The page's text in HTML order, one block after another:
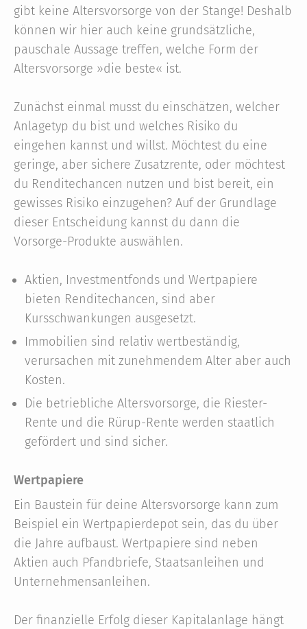
gibt keine Altersvorsorge von der Stange! Deshalb
können wir hier auch keine grundsätzliche,
pauschale Aussage treffen, welche Form der
Altersvorsorge »die beste« ist.
Zunächst einmal musst du einschätzen, welcher
Anlagetyp du bist und welches Risiko du
eingehen kannst und willst. Möchtest du eine
geringe, aber sichere Zusatzrente, oder möchtest
du Renditechancen nutzen und bist bereit, ein
gewisses Risiko einzugehen? Auf der Grundlage
dieser Entscheidung kannst du dann die
Vorsorge-Produkte auswählen.
Aktien, Investmentfonds und Wertpapiere
bieten Renditechancen, sind aber
Kursschwankungen ausgesetzt.
Immobilien sind relativ wertbeständig,
verursachen mit zunehmendem Alter aber auch
Kosten.
Die betriebliche Altersvorsorge, die Riester-
Rente und die Rürup-Rente werden staatlich
gefördert und sind sicher.
Wertpapiere
Ein Baustein für deine Altersvorsorge kann zum
Beispiel ein Wertpapierdepot sein, das du über
die Jahre aufbaust. Wertpapiere sind neben
Aktien auch Pfandbriefe, Staatsanleihen und
Unternehmensanleihen.
Der finanzielle Erfolg dieser Kapitalanlage hängt